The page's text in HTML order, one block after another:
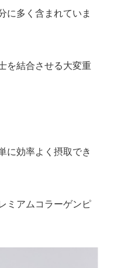
に多く含まれていま
を結合させる大変重
に効率よく摂取でき
ミアムコラーゲンピ